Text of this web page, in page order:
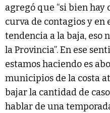
agregó que “si bien
curva de contagios y en
tendencia a la baja, eso
la Provincia”. En ese
estamos haciendo es
municipios de la costa
bajar la cantidad de
hablar de una